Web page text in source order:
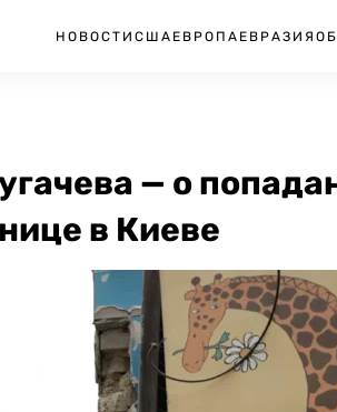
НОВОСТИ США ЕВРОПА ЕВРАЗИЯ
— о
в Киеве